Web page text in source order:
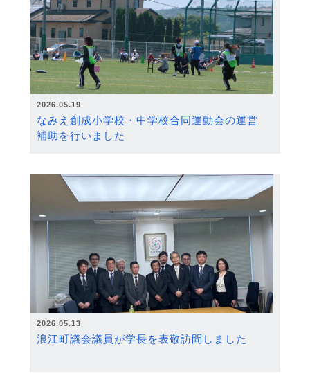
2026.05.19
なみえ創成小学校・中学校合同運動会の運営
補助を行いました
2026.05.13
浪江町議会議員が学長を表敬訪問しました